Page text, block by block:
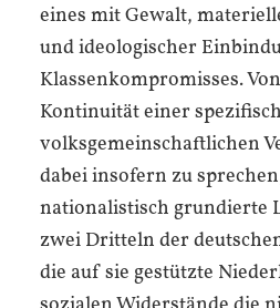
eines mit Gewalt,
und ideologischer
Klassenkompromisses.
Kontinuität einer spezifisch
volksgemeinschaftlichen
dabei insofern zu
nationalistisch grundierte
zwei Dritteln der
die auf sie gestützte